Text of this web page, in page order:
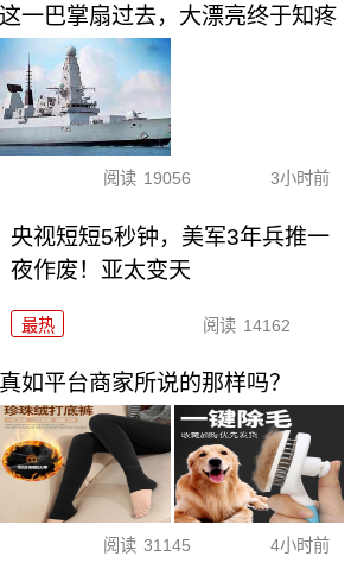
一巴掌扇过去，大漂亮终于知疼
阅读 19056 3小时前
央视短短5秒钟，美军3年兵推一
夜作废！亚太变天
最热 阅读 14162
如平台商家所说的那样吗？
阅读 31145 4小时前